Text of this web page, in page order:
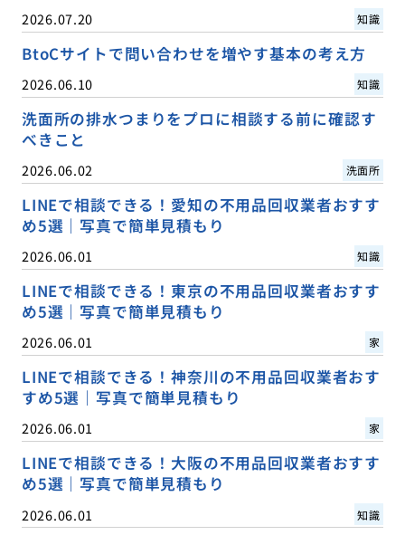
2026.07.20 知識
BtoCサイトで問い合わせを増やす基本の考え方
2026.06.10 知識
洗面所の排水つまりをプロに相談する前に確認す
べきこと
2026.06.02 洗面所
LINEで相談できる！愛知の不用品回収業者おすす
め5選｜写真で簡単見積もり
2026.06.01 知識
LINEで相談できる！東京の不用品回収業者おすす
め5選｜写真で簡単見積もり
2026.06.01 家
LINEで相談できる！神奈川の不用品回収業者おす
すめ5選｜写真で簡単見積もり
2026.06.01 家
LINEで相談できる！大阪の不用品回収業者おすす
め5選｜写真で簡単見積もり
2026.06.01 知識